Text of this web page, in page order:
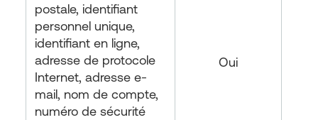
postale, identifiant
personnel unique,
identifiant en ligne,
adresse de protocole
Internet, adresse e-
mail, nom de compte,
numéro de sécurité
Oui